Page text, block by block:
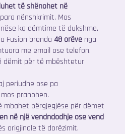
të shënohet në
nënshkrimit. Mos
ka dëmtime të dukshme.
Fusion brenda 48 orëvenga
me email ose telefon.
për të mbështetur
periudhe ose pa
pranohen.
mbahet përgjegjëse për dëmet
në një vendndodhje ose vend
origjinale të dorëzimit.